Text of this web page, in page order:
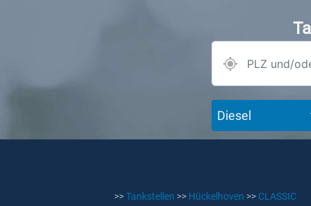
Diesel
>>Tankstellen >> Hückelhoven >> CLASSIC